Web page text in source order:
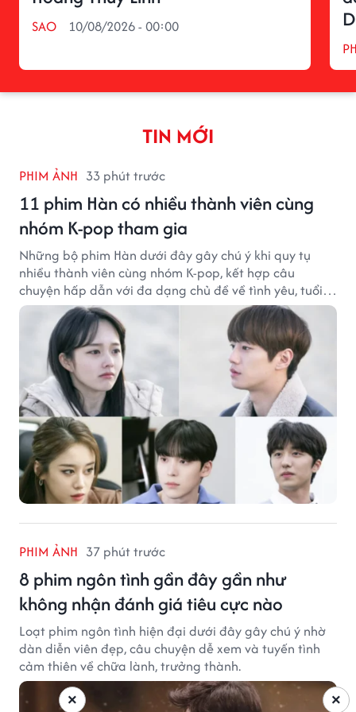
SAO 10/08/2026 - 00:00
TIN MỚI
PHIM ẢNH 33 phút trước
11 phim Hàn có nhiều thành viên cùng
nhóm K-pop tham gia
Những bộ phim Hàn dưới đây gây chú ý khi quy tụ
nhiều thành viên cùng nhóm K-pop, kết hợp câu
chuyện hấp dẫn với đa dạng chủ đề về tình yêu, tuổi
trẻ và ước mơ.
PHIM ẢNH 37 phút trước
8 phim ngôn tình gần đây gần như
không nhận đánh giá tiêu cực nào
Loạt phim ngôn tình hiện đại dưới đây gây chú ý nhờ
dàn diễn viên đẹp, câu chuyện dễ xem và tuyến tình
cảm thiên về chữa lành, trưởng thành.
×
×